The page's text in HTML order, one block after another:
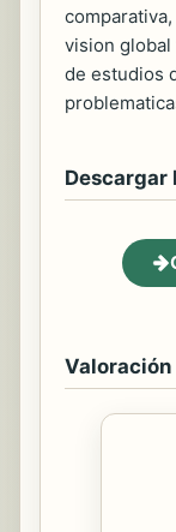
vision global
de estudios
Descargar
Valoración